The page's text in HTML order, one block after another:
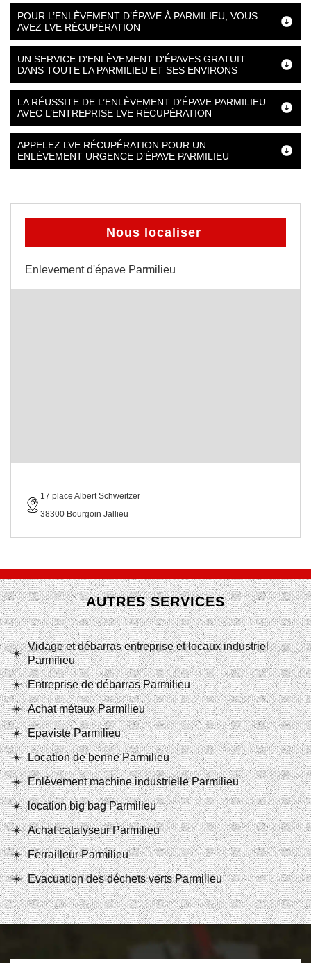
POUR L’ENLÈVEMENT D’ÉPAVE À PARMILIEU, VOUS
AVEZ LVE RÉCUPÉRATION
UN SERVICE D'ENLÈVEMENT D'ÉPAVES GRATUIT
DANS TOUTE LA PARMILIEU ET SES ENVIRONS
LA RÉUSSITE DE L’ENLÈVEMENT D’ÉPAVE PARMILIEU
AVEC L’ENTREPRISE LVE RÉCUPÉRATION
APPELEZ LVE RÉCUPÉRATION POUR UN
ENLÈVEMENT URGENCE D’ÉPAVE PARMILIEU
Nous localiser
Enlevement d'épave Parmilieu
17 place Albert Schweitzer
38300 Bourgoin Jallieu
AUTRES SERVICES
Vidage et débarras entreprise et locaux industriel
Parmilieu
Entreprise de débarras Parmilieu
Achat métaux Parmilieu
Epaviste Parmilieu
Location de benne Parmilieu
Enlèvement machine industrielle Parmilieu
location big bag Parmilieu
Achat catalyseur Parmilieu
Ferrailleur Parmilieu
Evacuation des déchets verts Parmilieu